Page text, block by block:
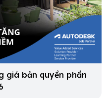
giá bản quyền phần